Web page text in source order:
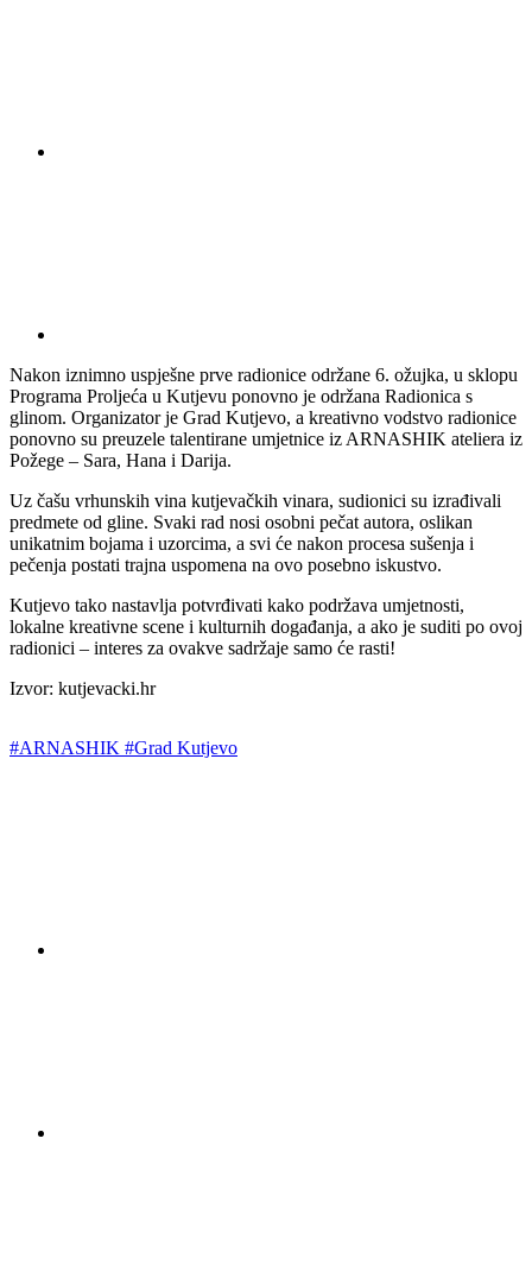
Nakon iznimno uspješne prve radionice održane 6. ožujka, u sklopu
Programa Proljeća u Kutjevu ponovno je održana Radionica s
glinom. Organizator je Grad Kutjevo, a kreativno vodstvo radionice
ponovno su preuzele talentirane umjetnice iz ARNASHIK ateliera iz
Požege – Sara, Hana i Darija.
Uz čašu vrhunskih vina kutjevačkih vinara, sudionici su izrađivali
predmete od gline. Svaki rad nosi osobni pečat autora, oslikan
unikatnim bojama i uzorcima, a svi će nakon procesa sušenja i
pečenja postati trajna uspomena na ovo posebno iskustvo.
Kutjevo tako nastavlja potvrđivati kako podržava umjetnosti,
lokalne kreativne scene i kulturnih događanja, a ako je suditi po ovoj
radionici – interes za ovakve sadržaje samo će rasti!
Izvor: kutjevacki.hr
#ARNASHIK #Grad Kutjevo